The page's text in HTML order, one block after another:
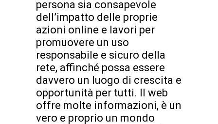
persona sia consapevole
dell’impatto delle proprie
azioni online e lavori per
promuovere un uso
responsabile e sicuro della
rete, affinché possa essere
davvero un luogo di crescita e
opportunità per tutti. Il web
offre molte informazioni, è un
vero e proprio un mondo